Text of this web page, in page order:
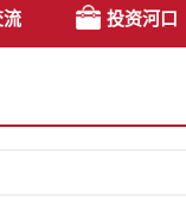
投资河口